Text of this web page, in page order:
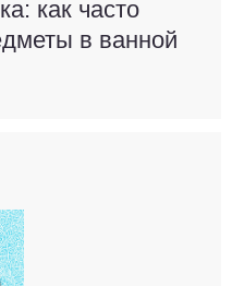
как часто
в ванной